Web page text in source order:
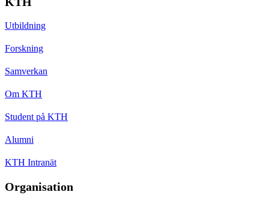
Utbildning
Forskning
Samverkan
Om KTH
Student på KTH
Alumni
KTH Intranät
Organisation